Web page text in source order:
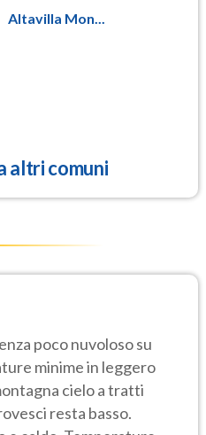
Altavilla Mon...
altri comuni
poco nuvoloso su
minime in leggero
cielo a tratti
resta basso.